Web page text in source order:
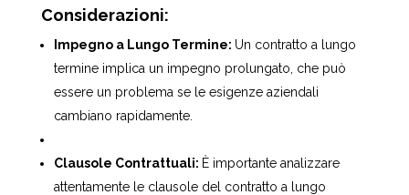
Considerazioni:
Impegno a Lungo Termine: Un contratto a lungo
termine implica un impegno prolungato, che può
essere un problema se le esigenze aziendali
cambiano rapidamente.
Clausole Contrattuali: È importante analizzare
attentamente le clausole del contratto a lungo